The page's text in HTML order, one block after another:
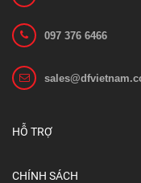
097 376 6466
HỖ TRỢ
CHÍNH SÁCH